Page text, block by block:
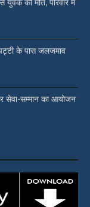
युवक की मौत, परिवार में
के पास जलजमाव
सेवा-सम्मान का आयोजन